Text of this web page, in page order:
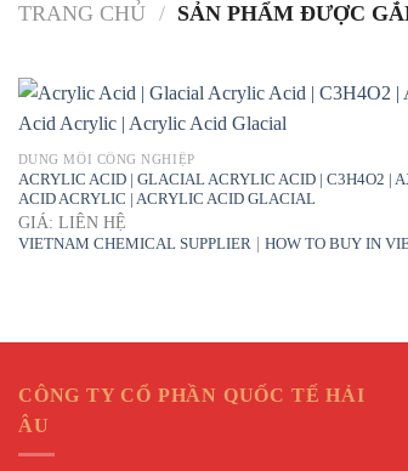
TRANG CHỦ / SẢN PHẨM ĐƯỢC
DUNG MÔI CÔNG NGHIỆP
ACRYLIC ACID | GLACIAL ACRYLIC ACID | C3H4O2 |
ACID ACRYLIC | ACRYLIC ACID GLACIAL
GIÁ: LIÊN HỆ
VIETNAM CHEMICAL SUPPLIER | HOW TO BUY IN
CÔNG TY CỔ PHẦN QUỐC TẾ HẢI
ÂU